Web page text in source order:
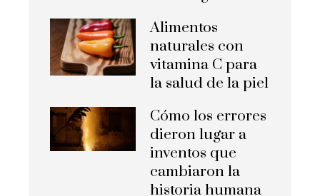
Alimentos
naturales con
vitamina C para
la salud de la piel
Cómo los errores
dieron lugar a
inventos que
cambiaron la
historia humana